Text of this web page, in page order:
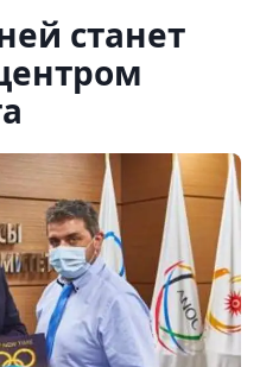
станет